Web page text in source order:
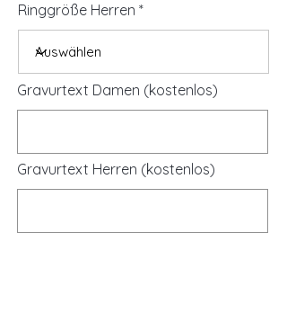
Ringgröße Herren
Gravurtext Damen (kostenlos)
Gravurtext Herren (kostenlos)